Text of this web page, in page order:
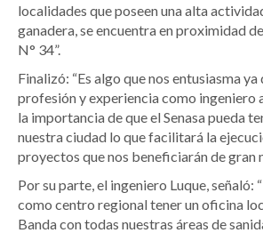
localidades que poseen una alta
ganadera, se encuentra en proximidad
N° 34”.
Finalizó: “Es algo que nos entusiasma ya
profesión y experiencia como ingeniero
la importancia de que el Senasa pueda
nuestra ciudad lo que facilitará la
proyectos que nos beneficiarán de gran
Por su parte, el ingeniero Luque, señaló:
como centro regional tener un oficina
Banda con todas nuestras áreas de